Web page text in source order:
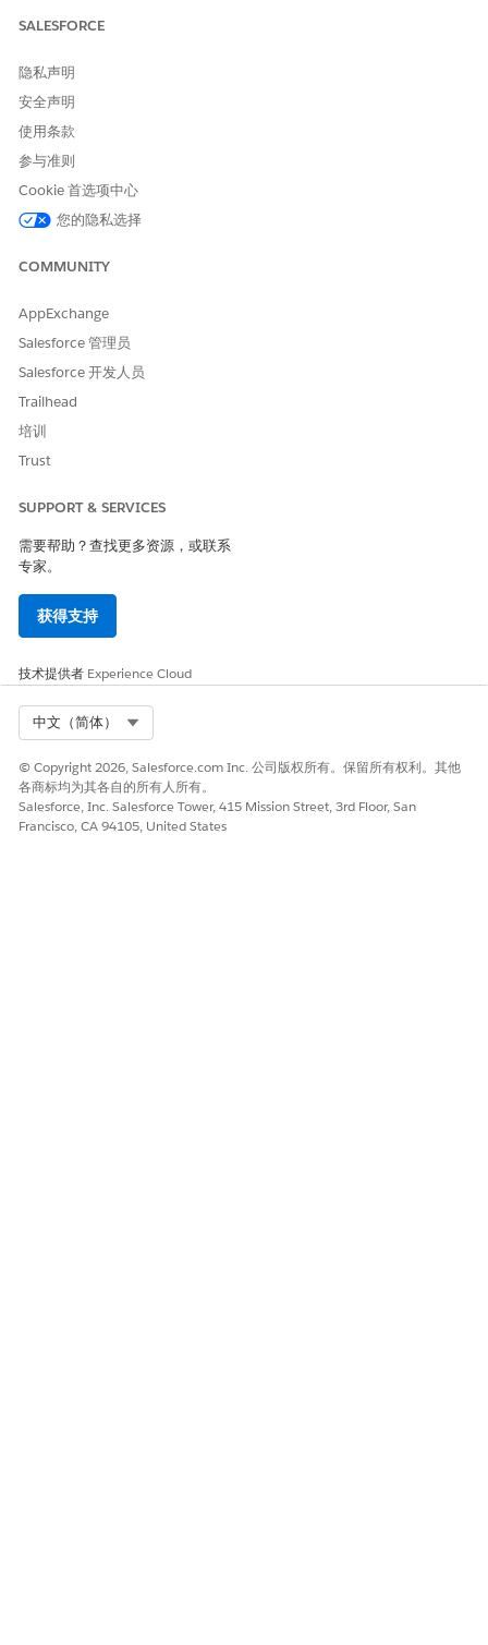
成员数量：预计到场参加会议或活动的出席者总数。
预订开始日期和时间：会议室预订计划开始的具体日期和时间。
预订结束日期和时间：会议室预订计划结束的具体日期和时间。
手动履行
此服务流程会将手动履行的请求发送给 IT 团队。您可以在 Flow
Builder 中构建流，以包含自定义逻辑，例如经理批准或自动履行。
此模板不包括任何用于接收或履行的预配置集成。使用 Flow
满足请求。
SALESFORCE
隐私声明
安全声明
使用条款
参与准则
Cookie 首选项中心
您的隐私选择
COMMUNITY
AppExchange
Salesforce 管理员
Salesforce 开发人员
Trailhead
培训
Trust
SUPPORT & SERVICES
需要帮助？查找更多资源，或联系
专家。
获得支持
技术提供者 Experience Cloud
中文（简体）
© Copyright 2026, Salesforce.com Inc. 公司版权所有。保留所有权利。其他
各商标均为其各自的所有人所有。
Salesforce, Inc. Salesforce Tower, 415 Mission Street, 3rd Floor, San
Francisco, CA 94105, United States